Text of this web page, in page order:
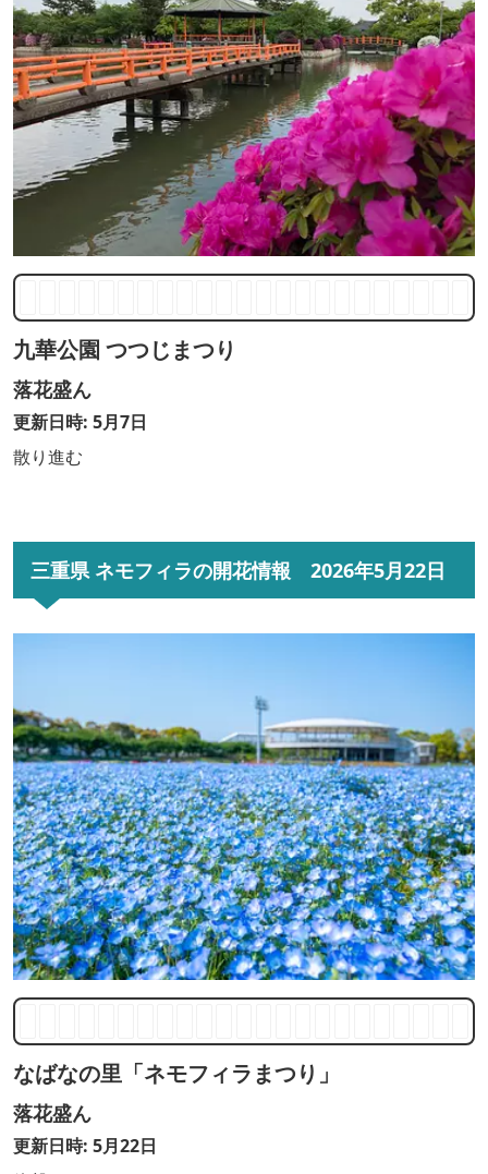
九華公園 つつじまつり
落花盛ん
更新日時: 5月7日
散り進む
三重県 ネモフィラの開花情報 2026年5月22日
なばなの里「ネモフィラまつり」
落花盛ん
更新日時: 5月22日